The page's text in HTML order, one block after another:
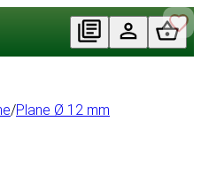
/Plane Ø 12 mm